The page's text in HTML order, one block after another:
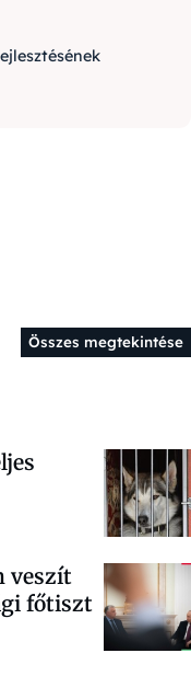
Összes megtekintése
veszít
főtiszt